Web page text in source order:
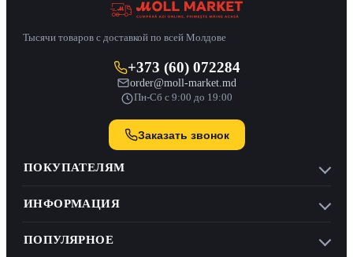
Тысячи товаров с доставкой по всей Молдове
+373 (60) 072284
order@moll-market.md
Пн-Сб с 9:00 до 19:00
Заказать звонок
ПОКУПАТЕЛЯМ
ИНФОРМАЦИЯ
ПОПУЛЯРНОЕ